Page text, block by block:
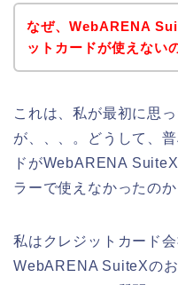
なぜ、WebARENA
ットカードが使えない
これは、私が最初に思
が、、、。どうして、
ドがWebARENA
ラーで使えなかったのか
私はクレジットカード
WebARENA SuiteXの